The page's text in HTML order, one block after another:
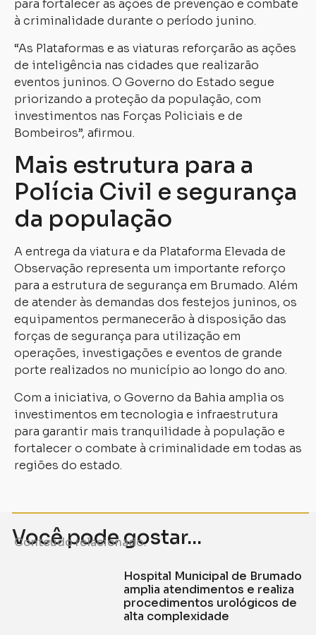
para fortalecer as ações de prevenção e combate
à criminalidade durante o período junino.
“As Plataformas e as viaturas reforçarão as ações
de inteligência nas cidades que realizarão
eventos juninos. O Governo do Estado segue
priorizando a proteção da população, com
investimentos nas Forças Policiais e de
Bombeiros”, afirmou.
Mais estrutura para a
Polícia Civil e segurança
da população
A entrega da viatura e da Plataforma Elevada de
Observação representa um importante reforço
para a estrutura de segurança em Brumado. Além
de atender às demandas dos festejos juninos, os
equipamentos permanecerão à disposição das
forças de segurança para utilização em
operações, investigações e eventos de grande
porte realizados no município ao longo do ano.
Com a iniciativa, o Governo da Bahia amplia os
investimentos em tecnologia e infraestrutura
para garantir mais tranquilidade à população e
fortalecer o combate à criminalidade em todas as
regiões do estado.
Você pode gostar...
Conteúdo relacionado.
Hospital Municipal de Brumado
amplia atendimentos e realiza
procedimentos urológicos de
alta complexidade